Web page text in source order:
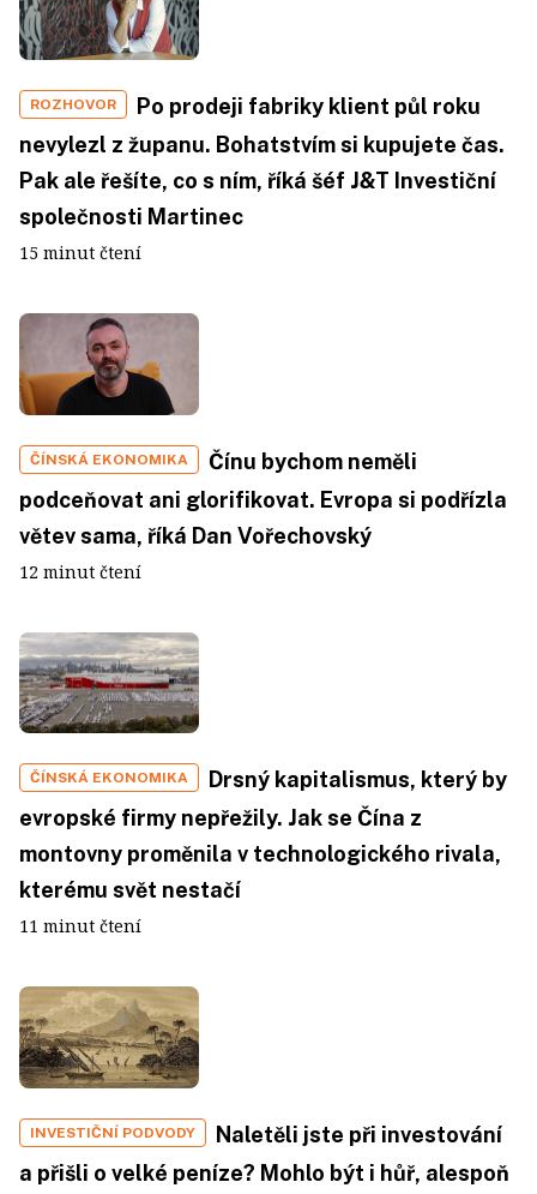
ROZHOVOR
Po prodeji fabriky klient půl roku
nevylezl z županu. Bohatstvím si kupujete čas.
Pak ale řešíte, co s ním, říká šéf J&T Investiční
společnosti Martinec
15 minut čtení
ČÍNSKÁ EKONOMIKA
Čínu bychom neměli
podceňovat ani glorifikovat. Evropa si podřízla
větev sama, říká Dan Vořechovský
12 minut čtení
ČÍNSKÁ EKONOMIKA
Drsný kapitalismus, který by
evropské firmy nepřežily. Jak se Čína z
montovny proměnila v technologického rivala,
kterému svět nestačí
11 minut čtení
INVESTIČNÍ PODVODY
Naletěli jste při investování
a přišli o velké peníze? Mohlo být i hůř, alespoň